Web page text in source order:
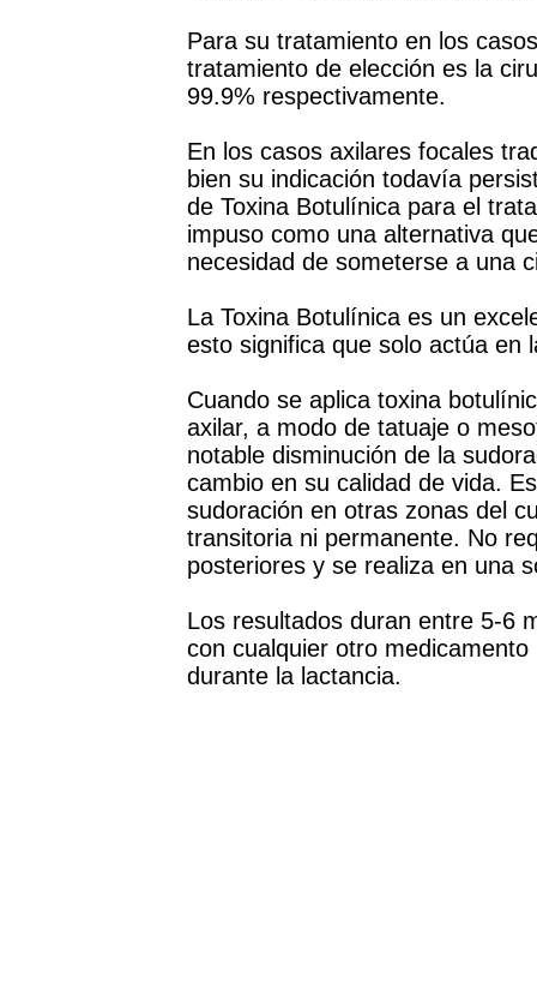
Para su tratamiento en los
tratamiento de elección es la
99.9% respectivamente.
En los casos axilares focales
bien su indicación todavía
de Toxina Botulínica para el
impuso como una alternativa
necesidad de someterse a una
La Toxina Botulínica es un
esto significa que solo actúa en
Cuando se aplica toxina
axilar, a modo de tatuaje o
notable disminución de la
cambio en su calidad de vida.
sudoración en otras zonas del
transitoria ni permanente. No
posteriores y se realiza en una
Los resultados duran entre 5-6
con cualquier otro
durante la lactancia.